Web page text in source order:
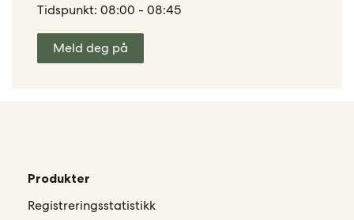
Tidspunkt: 08:00 - 08:45
Meld deg på
Produkter
Registreringsstatistikk